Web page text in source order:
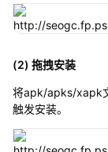
(2) 拖拽安装
将apk/apks/xapk
触发安装。